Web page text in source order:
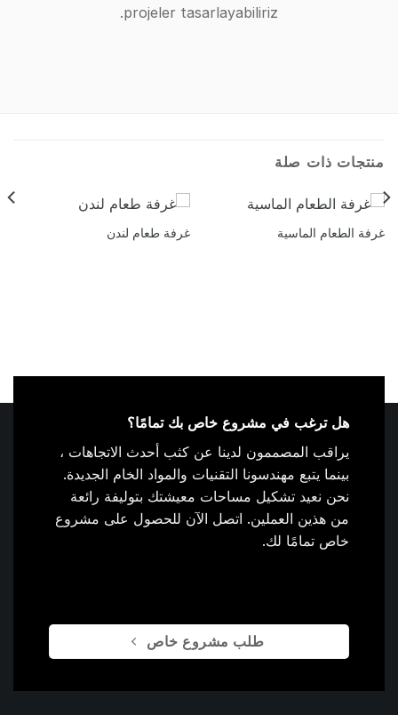
projeler tasarlayabiliriz.
منتجات ذات صلة
غرفة الطعام الماسية غرفة طعام لندن
هل ترغب في مشروع خاص بك تمامًا؟
يراقب المصممون لدينا عن كثب أحدث الاتجاهات ،
بينما يتبع مهندسونا التقنيات والمواد الخام الجديدة.
نحن نعيد تشكيل مساحات معيشتك بتوليفة رائعة
من هذين العملين. اتصل الآن للحصول على مشروع
خاص تمامًا لك.
طلب مشروع خاص